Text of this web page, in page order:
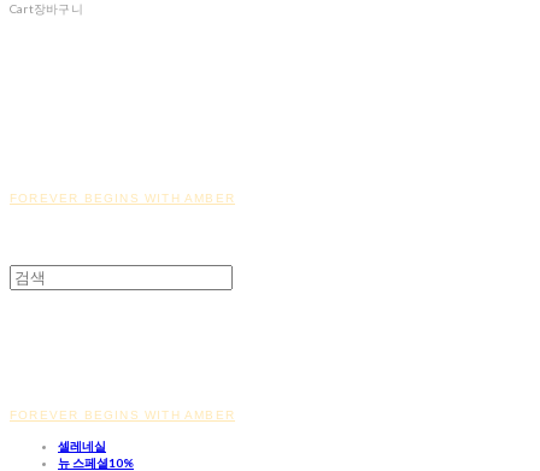
Cart장바구니
FOREVER BEGINS WITH AMBER
FOREVER BEGINS WITH AMBER
셀레네실
뉴 스페셜10%